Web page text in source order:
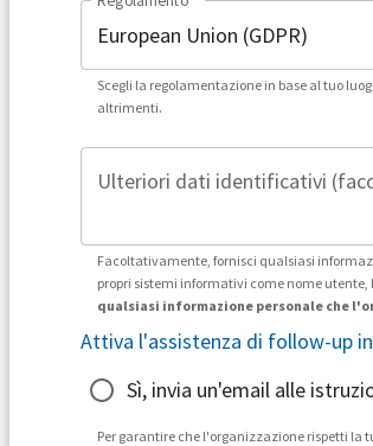
Scegli la regolamentazione in base al tuo
altrimenti.
Ulteriori dati identificativi
Facoltativamente, fornisci qualsiasi
propri sistemi informativi come nome utente,
qualsiasi informazione personale che
Attiva l'assistenza di follow-up
Sì, invia un'email alle
Per garantire che l'organizzazione rispetti